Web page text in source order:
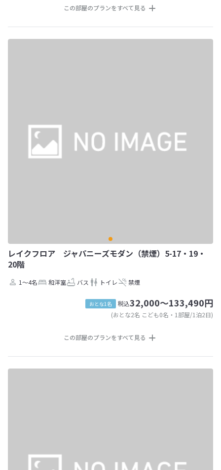
この部屋のプランをすべて見る
レイクフロア ジャパニーズモダン（禁煙）5-17・19・
20階
1～4名 和洋室 バス トイレ 禁煙
おとな1名 税込32,000～133,490円
(おとな2名 こども0名・1部屋/1泊2日)
この部屋のプランをすべて見る